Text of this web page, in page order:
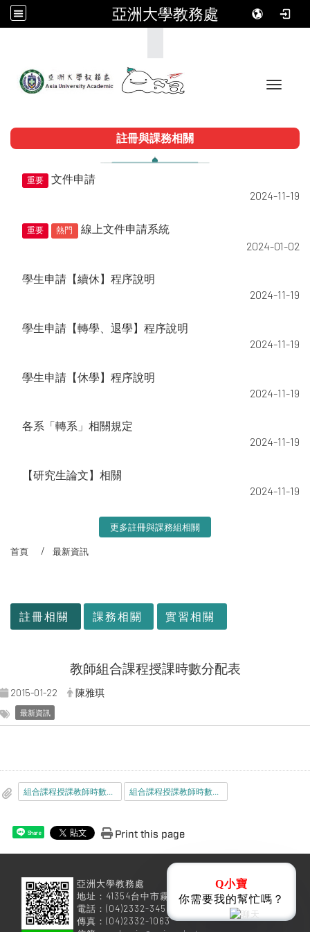
亞洲大學教務處
Toggle
註冊與課務相關
重要
文件申請
2024-11-19
重要 熱門
線上文件申請系統
2024-01-02
學生申請【續休】程序說明
2024-11-19
學生申請【轉學、退學】程序說明
2024-11-19
學生申請【休學】程序說明
2024-11-19
各系「轉系」相關規定
2024-11-19
【研究生論文】相關
2024-11-19
更多註冊與課務組相關
首頁 最新資訊
註冊相關 課務相關 實習相關
教師組合課程授課時數分配表
2015-01-22 陳雅琪
最新資訊
Share Print this page
亞洲大學教務處
地址：41354台中市霧峰區柳豐路500號
電話：(04)2332-3456
傳真：(04)2332-1063
Q小寶
你需要我的幫忙嗎？